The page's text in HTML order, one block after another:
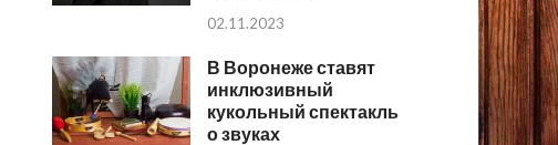
02.11.2023
В Воронеже ставят
инклюзивный
кукольный спектакль
о звуках